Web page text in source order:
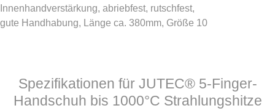
Innenhandverstärkung, abriebfest, rutschfest,
gute Handhabung, Länge ca. 380mm, Größe 10
Spezifikationen für JUTEC® 5-Finger-
Handschuh bis 1000°C Strahlungshitze